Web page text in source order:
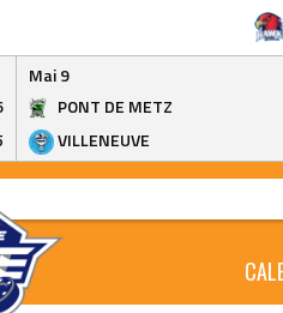
Mai 9
PONT DE METZ
VILLENEUVE